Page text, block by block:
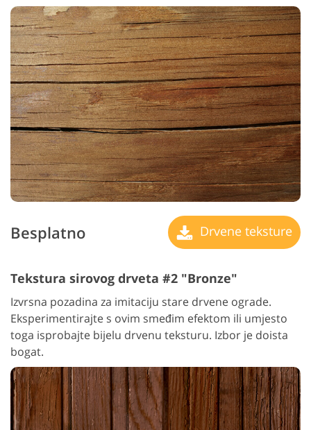
Besplatno Drvene teksture
Tekstura sirovog drveta #2 "Bronze"
Izvrsna pozadina za imitaciju stare drvene ograde.
Eksperimentirajte s ovim smeđim efektom ili umjesto
toga isprobajte bijelu drvenu teksturu. Izbor je doista
bogat.